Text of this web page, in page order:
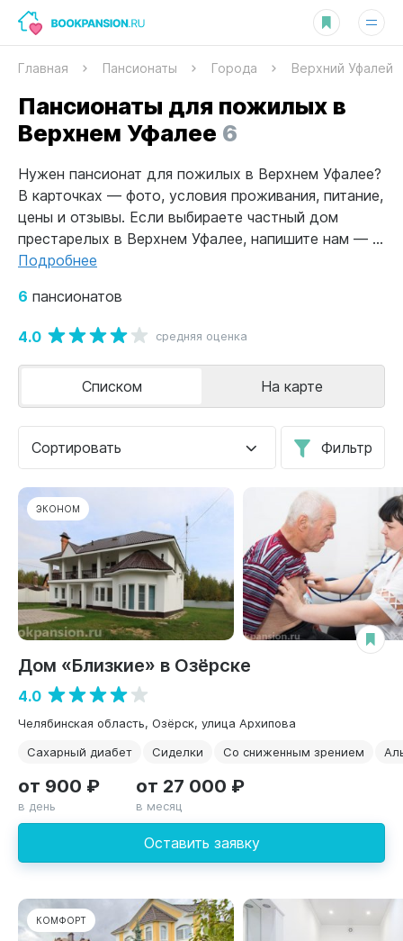
Главная Пансионаты Города Верхний Уфалей
Пансионаты для пожилых в
Верхнем Уфалее 6
Нужен пансионат для пожилых в Верхнем Уфалее?
В карточках — фото, условия проживания, питание,
цены и отзывы. Если выбираете частный дом
престарелых в Верхнем Уфалее, напишите нам — ...
Подробнее
6 пансионатов
4.0 средняя оценка
Сортировать Фильтр
Списком На карте
ЭКОНОМ
Дом «Близкие» в Озёрске
4.0
Челябинская область, Озёрск, улица Архипова
Сахарный диабет
Сиделки Со сниженным зрением
Оставить заявку
от 900 ₽
в день
от 27 000 ₽
в месяц
КОМФОРТ